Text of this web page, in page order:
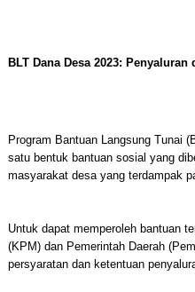
BLT Dana Desa 2023: Penyaluran
Program Bantuan Langsung Tunai
satu bentuk bantuan sosial yang
masyarakat desa yang terdampak
Untuk dapat memperoleh bantuan
(KPM) dan Pemerintah Daerah
persyaratan dan ketentuan